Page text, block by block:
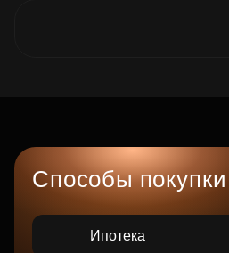
Способы покупки
Ипотека